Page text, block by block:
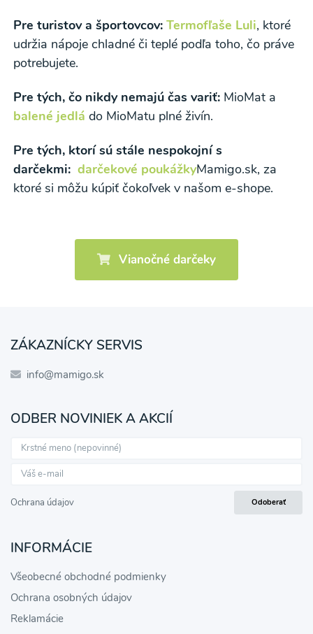
Pre turistov a športovcov: Termofľaše Luli, ktoré
udržia nápoje chladné či teplé podľa toho, čo práve
potrebujete.
Pre tých, čo nikdy nemajú čas variť:MioMat a
balené jedlá do MioMatu plné živín.
Pre tých, ktorí sú stále nespokojní s
darčekmi: darčekové poukážkyMamigo.sk, za
ktoré si môžu kúpiť čokoľvek v našom e-shope.
Vianočné darčeky
ZÁKAZNÍCKY SERVIS
info@mamigo.sk
ODBER NOVINIEK A AKCIÍ
Ochrana údajov Odoberať
INFORMÁCIE
Všeobecné obchodné podmienky
Ochrana osobných údajov
Reklamácie